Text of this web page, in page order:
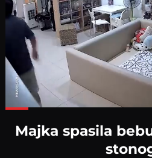
Majka spasila